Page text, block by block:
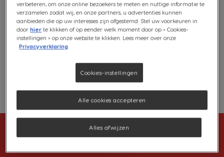
€ 5,99
Compatibiliteit
Verlanglijstje
Verlanglijst
verbeteren, om onze online bezoekers te meten en nuttige informatie te
verzamelen zodat wij, en onze partners, u advertenties kunnen
aanbieden die op uw interesses zijn afgestemd. Stel uw voorkeuren in
doorhier te klikken of op eender welk moment door op « Cookies-
instellingen » op onze website te klikken. Lees meer over onze
Privacyverklaring
Cookies-instellingen
Alles afwijzen
Alle cookies accepteren